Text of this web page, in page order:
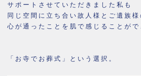
サポートさせていただきました私も
同じ空間に立ち合い故人様とご遺族様
心が通ったことを肌で感じることがで
「お寺でお葬式」という選択。